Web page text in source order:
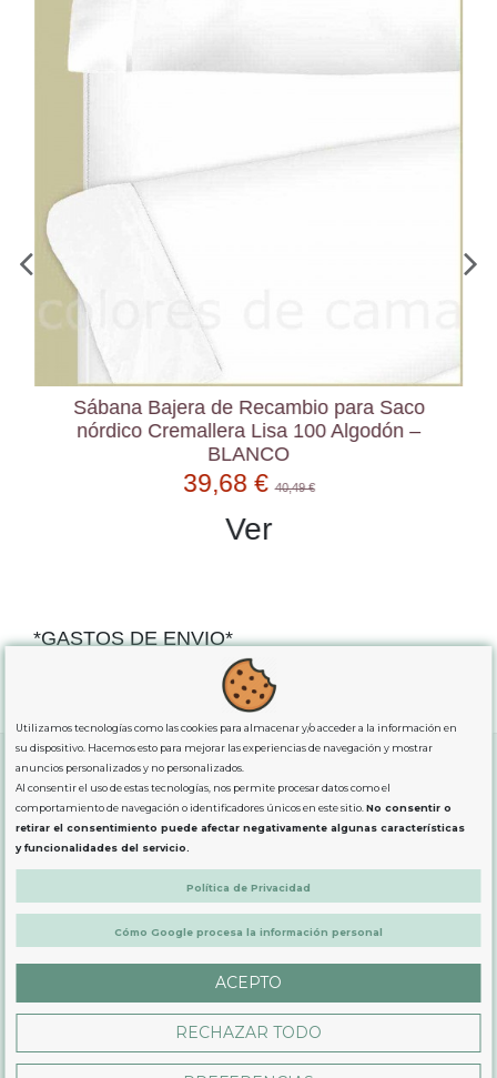
Sábana Bajera de Recambio para Saco
nórdico Cremallera Lisa 100 Algodón –
BLANCO
39,68 €40,49 €
Ver
*GASTOS DE ENVIO*
para comprassuperiores a 80€
SOBRE NOSOTROS
LEGAL
PRODUCTOS
CONTÁCTANOS
Utilizamos tecnologías como las cookies para almacenar y/o acceder a la información en
su dispositivo. Hacemos esto para mejorar las experiencias de navegación y mostrar
anuncios personalizados y no personalizados.
Al consentir el uso de estas tecnologías, nos permite procesar datos como el
comportamiento de navegación o identificadores únicos en este sitio.No consentir o
retirar el consentimiento puede afectar negativamente algunas características
y funcionalidades del servicio.
Política de Privacidad
Cómo Google procesa la información personal
ACEPTO
RECHAZAR TODO